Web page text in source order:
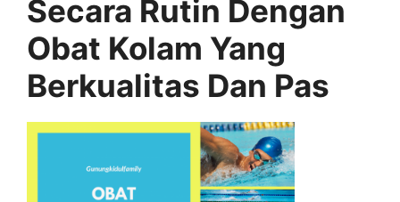
Secara Rutin Dengan
Obat Kolam Yang
Berkualitas Dan Pas